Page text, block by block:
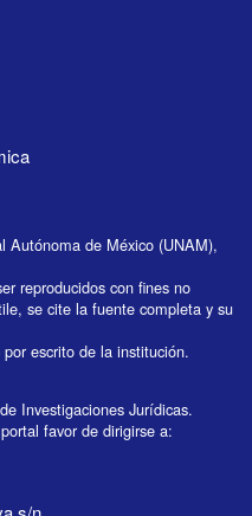
Autónoma de México (UNAM),
reproducidos con fines no
se cite la fuente completa y su
escrito de la institución.
Investigaciones Jurídicas.
favor de dirigirse a: